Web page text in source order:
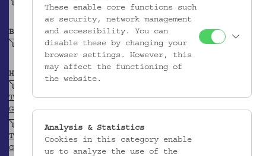
BEITRAGENDE/R
Krpata, Margit Z
HERKUNFT
TGN
GEONAMES
Nikosia
TGN
GEONAMES
These enable core functions such
as security, network management
and accessibility. You can
disable these by changing your
browser settings. However, this
may affect the functioning of
the website.
Analysis & Statistics
Cookies in this category enable
us to analyze the use of the